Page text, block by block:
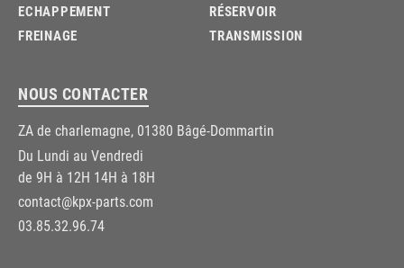
ECHAPPEMENT
FREINAGE
RÉSERVOIR
TRANSMISSION
NOUS CONTACTER
ZA de charlemagne, 01380 Bâgé-Dommartin
Du Lundi au Vendredi
de 9H à 12H 14H à 18H
contact@kpx-parts.com
03.85.32.96.74